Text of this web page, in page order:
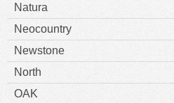
Natura
Neocountry
Newstone
North
OAK